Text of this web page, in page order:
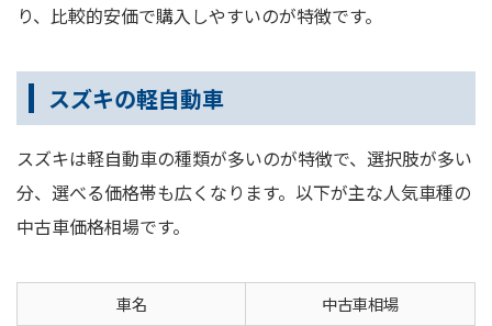
り、比較的安価で購入しやすいのが特徴です。
スズキの軽自動車
スズキは軽自動車の種類が多いのが特徴で、選択肢が多い
分、選べる価格帯も広くなります。以下が主な人気車種の
中古車価格相場です。
車名
中古車相場